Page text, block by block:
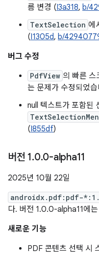
름 변경 (I3a318, b/
TextSelection 에
(I1305d, b/
버그 수정
PdfView 의 빠른 스
는 문제가 수정되었
null 텍스트가 포함된
(I855df)
버전 1.0.0-alpha11
2025년 10월 22일
androidx.pdf:pdf-
다. 버전 1.0.0-alpha11에는
새로운 기능
PDF 콘텐츠 선택 시